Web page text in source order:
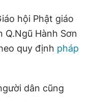
hội Phật giáo
Q.Ngũ Hành Sơn
quy định pháp
dân cũng